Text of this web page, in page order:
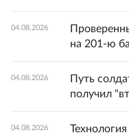
04.08.2026
на 201-ю
04.08.2026
Путь
получил
04.08.2026